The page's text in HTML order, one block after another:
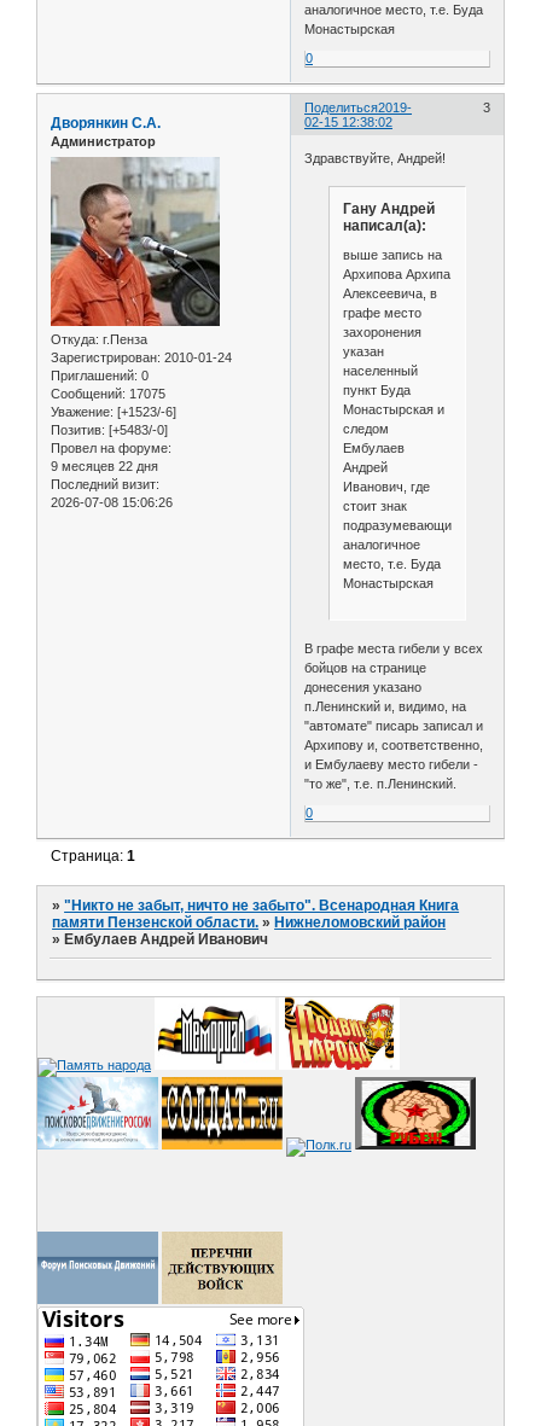
аналогичное место, т.е. Буда
Монастырская
0
Поделиться 3
2019-
02-15 12:38:02
Дворянкин С.А.
Администратор
Откуда: г.Пенза
Зарегистрирован: 2010-01-24
Приглашений: 0
Сообщений: 17075
Уважение: [+1523/-6]
Позитив: [+5483/-0]
Провел на форуме:
9 месяцев 22 дня
Последний визит:
2026-07-08 15:06:26
Здравствуйте, Андрей!
Гану Андрей
написал(а):
выше запись на
Архипова Архипа
Алексеевича, в
графе место
захоронения
указан
населенный
пункт Буда
Монастырская и
следом
Ембулаев
Андрей
Иванович, где
стоит знак
подразумевающий
аналогичное
место, т.е. Буда
Монастырская
В графе места гибели у всех
бойцов на странице
донесения указано
п.Ленинский и, видимо, на
"автомате" писарь записал и
Архипову и, соответственно,
и Ембулаеву место гибели -
"то же", т.е. п.Ленинский.
0
Страница:1
»"Никто не забыт, ничто не забыто". Всенародная Книга
памяти Пензенской области. » Нижнеломовский район
» Ембулаев Андрей Иванович